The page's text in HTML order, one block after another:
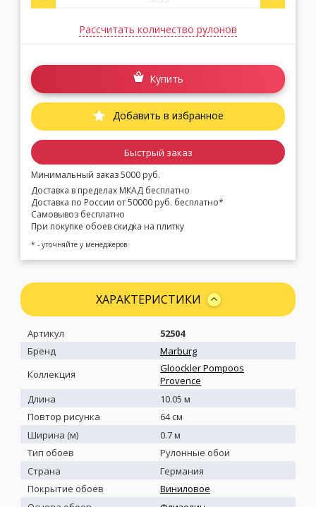
Рассчитать количество рулонов
Купить
Добавить в избранное
Быстрый заказ
Минимальный заказ 5000 руб.
Доставка в пределах МКАД бесплатно
Доставка по России от 50000 руб. бесплатно*
Самовывоз бесплатно
При покупке обоев скидка на плитку
* - уточняйте у менеджеров
ХАРАКТЕРИСТИКИ
Артикул
52504
Бренд
Marburg
Коллекция
Gloockler Pompoos
Provence
Длина
10.05 м
Повтор рисунка
64 см
Ширина (м)
0.7 м
Тип обоев
Рулонные обои
Страна
Германия
Покрытие обоев
Виниловое